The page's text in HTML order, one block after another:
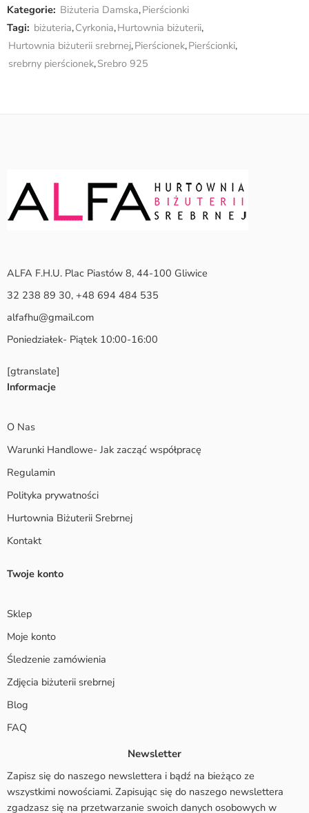
Kategorie: Biżuteria Damska,Pierścionki
Tagi: biżuteria,Cyrkonia,Hurtownia biżuterii,
Hurtownia biżuterii srebrnej,Pierścionek,Pierścionki,
srebrny pierścionek,Srebro 925
ALFA F.H.U. Plac Piastów 8, 44-100 Gliwice
32 238 89 30, +48 694 484 535
alfafhu@gmail.com
Poniedziałek- Piątek 10:00-16:00
[gtranslate]
Informacje
O Nas
Warunki Handlowe- Jak zacząć współpracę
Regulamin
Polityka prywatności
Hurtownia Biżuterii Srebrnej
Kontakt
Twoje konto
Sklep
Moje konto
Śledzenie zamówienia
Zdjęcia biżuterii srebrnej
Blog
FAQ
Newsletter
Zapisz się do naszego newslettera i bądź na bieżąco ze
wszystkimi nowościami. Zapisując się do naszego newslettera
zgadzasz się na przetwarzanie swoich danych osobowych w